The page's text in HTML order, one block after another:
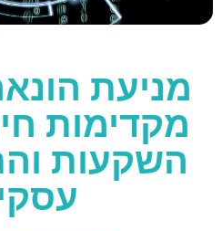
מניעת
מקדימות
השקעות